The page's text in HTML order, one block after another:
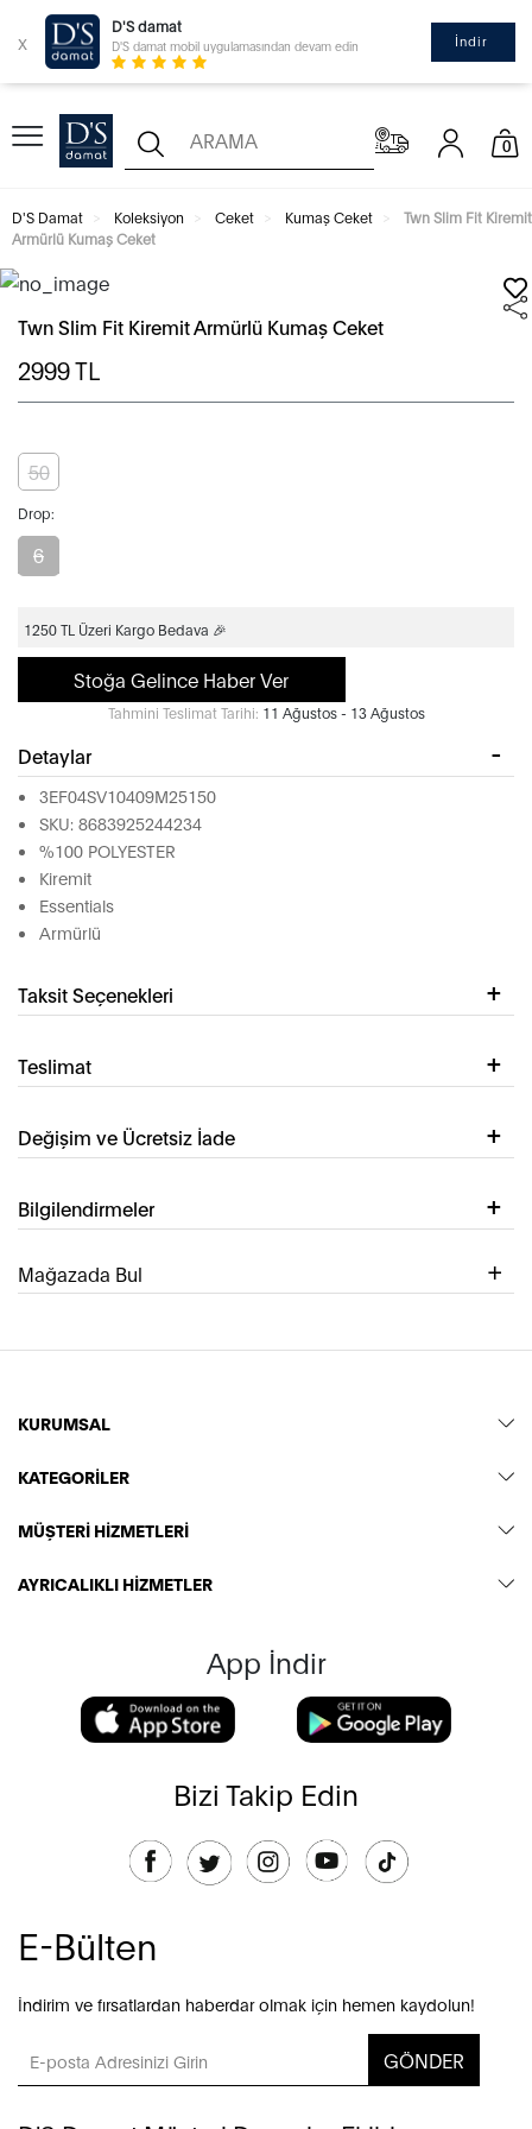
x
D'S damat
D'S damat mobil uygulamasından devam edin İndir
0
D'S Damat Koleksiyon Ceket Kumaş Ceket
Twn Slim Fit Kiremit
Armürlü Kumaş Ceket
Twn Slim Fit Kiremit Armürlü Kumaş Ceket
2999TL
50
Drop:
6
1250 TL Üzeri Kargo Bedava 🎉
Stoğa Gelince Haber Ver
Tahmini Teslimat Tarihi: 11 Ağustos - 13 Ağustos
Detaylar
3EF04SV10409M25150
SKU: 8683925244234
%100 POLYESTER
Kiremit
Essentials
Armürlü
Taksit Seçenekleri
Teslimat
Değişim ve Ücretsiz İade
Bilgilendirmeler
Mağazada Bul
KURUMSAL
KATEGORİLER
MÜŞTERİ HİZMETLERİ
AYRICALIKLI HİZMETLER
App İndir
Bizi Takip Edin
E-Bülten
İndirim ve fırsatlardan haberdar olmak için hemen kaydolun!
GÖNDER